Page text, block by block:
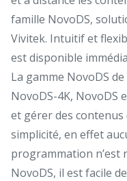
famille NovoDS,
Vivitek. Intuitif et
est disponible
La gamme NovoDS
NovoDS-4K, NovoDS
et gérer des contenus
simplicité, en effet
programmation n’est
NovoDS, il est facile